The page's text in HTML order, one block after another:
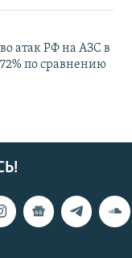
атак РФ на АЗС в
по сравнению